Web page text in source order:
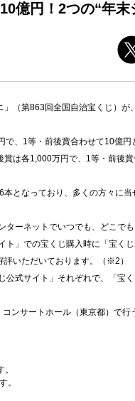
億円！2つの“年末
」（第863回全国自治宝くじ）が
で、1等・前後賞合わせて10億円
は各1,000万円で、1等・前後
となっており、多くの方々に当
ーネットでいつでも、どこでも
」での宝くじ購入時に「宝くじ
いただいております。（※2）
公式サイト」それぞれで、「宝
ンサートホール（東京都）で行
。